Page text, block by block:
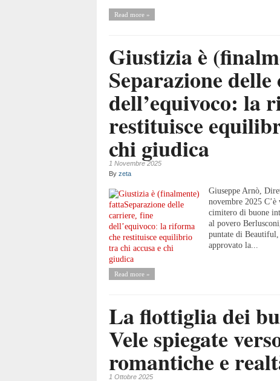
Read more »
Giustizia è
Separazione
dell’equivoco: la
restituisce
chi giudica
1 Novembre 2025
By zeta
Giuseppe Arnò,
novembre 2025
cimitero di buone
al povero
puntate di
approvato la...
Read more »
La flottiglia dei
Vele spiegate
romantiche e
1 Ottobre 2025